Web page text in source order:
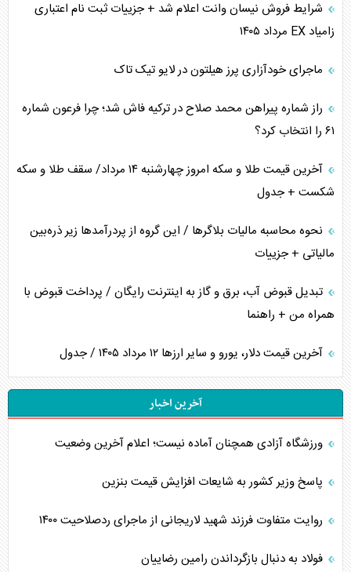
شرایط فروش نیسان وانت اعلام شد + جزییات ثبت نام اعتباری
زامیاد EX مرداد ۱۴۰۵
ماجرای خودآزاری پرز هیلتون در لایو تیک تاک
راز شماره پیراهن محمد صلاح در ترکیه فاش شد؛ چرا فرعون شماره
۶۱ را انتخاب کرد؟
آخرین قیمت طلا و سکه امروز چهارشنبه ۱۴ مرداد/ سقف طلا و سکه
شکست + جدول
نحوه محاسبه مالیات بلاگر‌ها / این گروه از پردرآمد‌ها زیر ذره‌بین
مالیاتی + جزییات
تبدیل قبوض آب، برق و گاز به اینترنت رایگان / پرداخت قبوض با
همراه من + راهنما
آخرین قیمت دلار، یورو و سایر ارز‌ها ۱۲ مرداد ۱۴۰۵ / جدول
آخرین اخبار
ورزشگاه آزادی همچنان آماده نیست؛ اعلام آخرین وضعیت
پاسخ وزیر کشور به شایعات افزایش قیمت بنزین
روایت متفاوت فرزند شهید لاریجانی از ماجرای ردصلاحیت ۱۴۰۰
فولاد به دنبال بازگرداندن رامین رضاییان